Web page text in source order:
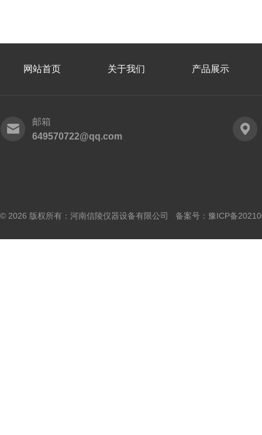
网站首页 关于我们 产品展示
邮箱
649570722@qq.com
© 2026 版权所有：河南信陵仪器设备有限公司 备案号： 豫ICP备